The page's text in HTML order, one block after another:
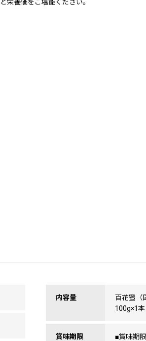
栄養価をご堪能ください。
内容量
百花蜜（
100g×1本
賞味期限
■賞味期限